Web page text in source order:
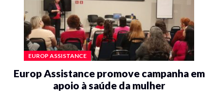
EUROP ASSISTANCE
Europ Assistance promove campanha em
apoio à saúde da mulher